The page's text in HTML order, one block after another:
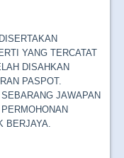
YANG TERCATAT
DISAHKAN
PASPOT.
JAWAPAN
BERJAYA.